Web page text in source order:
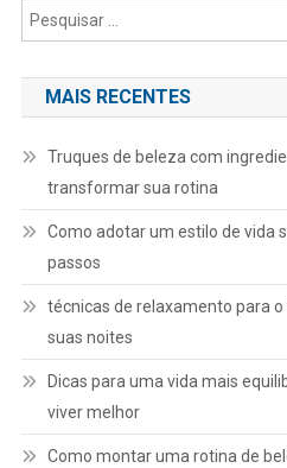
MAIS RECENTES
Truques de beleza com
transformar sua rotina
Como adotar um estilo de vida
passos
técnicas de relaxamento para
suas noites
Dicas para uma vida mais
viver melhor
Como montar uma rotina de